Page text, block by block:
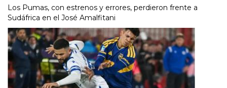
Los Pumas, con estrenos y errores, perdieron frente a
Sudáfrica en el José Amalfitani